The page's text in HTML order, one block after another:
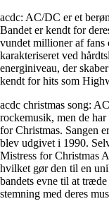
acdc: AC/DC er et
Bandet er kendt for
vundet millioner af fans
karakteriseret ved
energiniveau, der
kendt for hits som
acdc christmas song:
rockemusik, men de
for Christmas. Sangen
blev udgivet i 1990.
Mistress for Christmas
hvilket gør den til en
bandets evne til at
stemning med deres